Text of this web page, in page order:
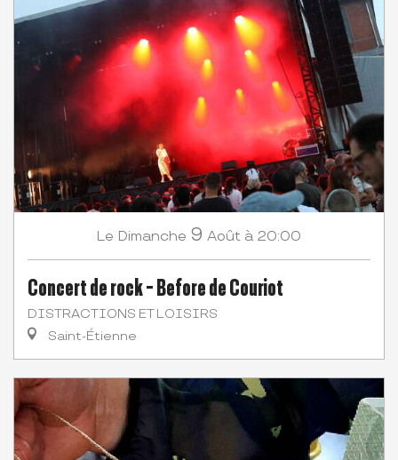
Le Dimanche 9 Août à 20:00
Concert de rock - Before de Couriot
DISTRACTIONS ET LOISIRS
Saint-Étienne